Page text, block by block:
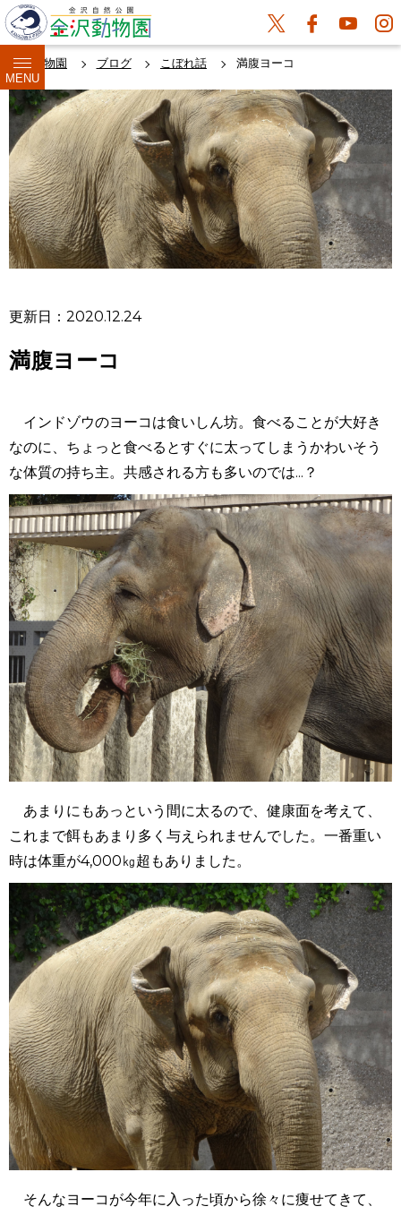
MENU
金沢動物園 ブログ こぼれ話 満腹ヨーコ
更新日：2020.12.24
満腹ヨーコ
インドゾウのヨーコは食いしん坊。食べることが大好き
なのに、ちょっと食べるとすぐに太ってしまうかわいそう
な体質の持ち主。共感される方も多いのでは...？
あまりにもあっという間に太るので、健康面を考えて、
これまで餌もあまり多く与えられませんでした。一番重い
時は体重が4,000㎏超もありました。
そんなヨーコが今年に入った頃から徐々に痩せてきて、